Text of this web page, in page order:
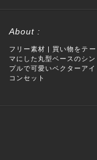
About :
フリー素材 | 買い物をテー
マにした丸型ベースのシン
プルで可愛いベクターアイ
コンセット